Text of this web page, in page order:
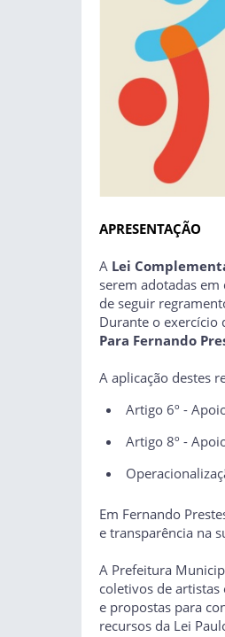
APRESENTAÇÃO
A Lei
serem adotadas
de seguir
Durante o exercício
Para Fernando
A aplicação destes
Artigo 6º -
Artigo 8º -
Em Fernando
e transparência na
A Prefeitura
coletivos de
e propostas para
recursos da Lei